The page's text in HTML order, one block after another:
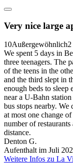
Very nice large
10Außergewöhnlich
We spent 5 days in
three teenagers. The
of the teens in the
and the third slept in
enough beds to sleep
near a U-Bahn
bus stops nearby.
at most one change
number of
distance.
Denton G.
Aufenthalt im Juli
Weitere Infos zu La